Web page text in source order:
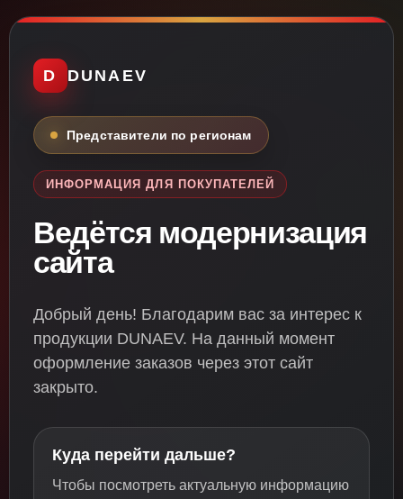
D DUNAEV
Представители по регионам
ИНФОРМАЦИЯ ДЛЯ ПОКУПАТЕЛЕЙ
Ведётся модернизация
сайта
Добрый день! Благодарим вас за интерес к
продукции DUNAEV. На данный момент
оформление заказов через этот сайт
закрыто.
Куда перейти дальше?
Чтобы посмотреть актуальную информацию